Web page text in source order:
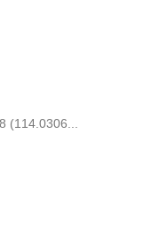
(114.0306...